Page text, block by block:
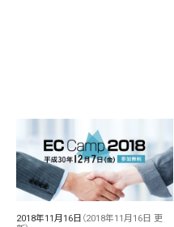
2018年11月16日 （2018年11月16日 更